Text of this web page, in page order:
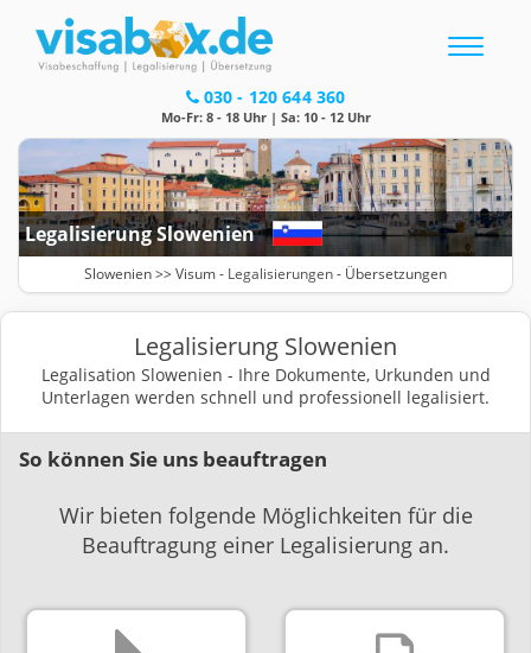
Toggle
030 - 120 644 360
Mo-Fr: 8 - 18 Uhr | Sa: 10 - 12 Uhr
Legalisierung Slowenien
Slowenien >> Visum- Legalisierungen- Übersetzungen
Legalisierung Slowenien
Legalisation Slowenien - Ihre Dokumente, Urkunden und
Unterlagen werden schnell und professionell legalisiert.
So können Sie uns beauftragen
Wir bieten folgende Möglichkeiten für die
Beauftragung einer Legalisierung an.